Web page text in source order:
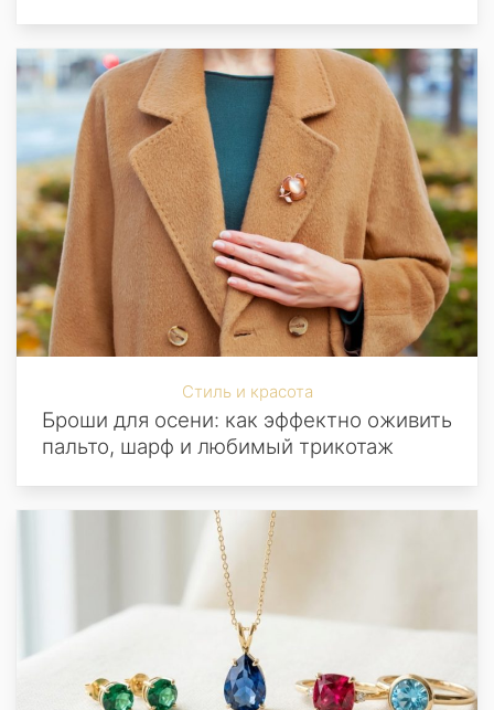
Стиль и красота
Броши для осени: как эффектно оживить
пальто, шарф и любимый трикотаж